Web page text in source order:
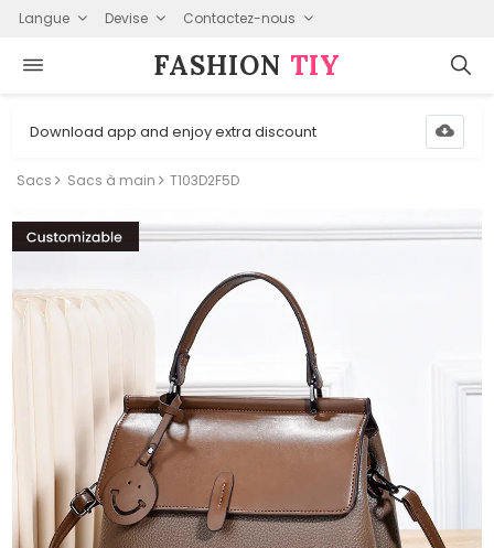
Langue Devise Contactez-nous
FASHION⁠ TIY
Download app and enjoy extra discount
Sacs Sacs à main T103D2F5D